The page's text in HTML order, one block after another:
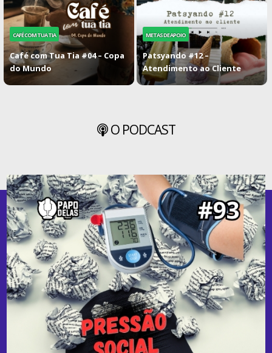
CAFÉ COM TUA TIA
Café com Tua Tia #04 – Copa
do Mundo
METAS DE APOIO
Patsyando #12 –
Atendimento ao Cliente
O PODCAST